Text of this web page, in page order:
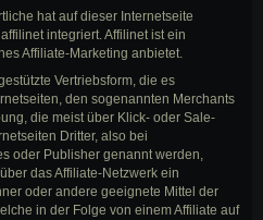
hat auf dieser Internetseite
integriert. Affilinet ist ein
Affiliate-Marketing anbietet.
Vertriebsform, die es
den sogenannten Merchants
die meist über Klick- oder Sale-
Dritter, also bei
oder Publisher genannt werden,
das Affiliate-Netzwerk ein
oder andere geeignete Mittel der
in der Folge von einem Affiliate auf